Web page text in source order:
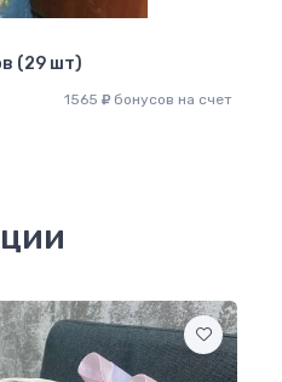
(29 шт)
1565 бонусов на счет